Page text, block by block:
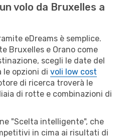
volo da Bruxelles a
eDreams è semplice.
Bruxelles e Orano come
scegli le date del
le opzioni di voli low cost
di ricerca troverà le
di rotte e combinazioni di
"Scelta intelligente", che
in cima ai risultati di